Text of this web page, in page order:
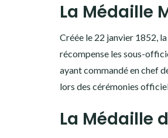
La Médaille
Créée le 22 janvier 1852,
récompense les sous-
ayant commandé en chef
lors des cérémonies
La Médaille